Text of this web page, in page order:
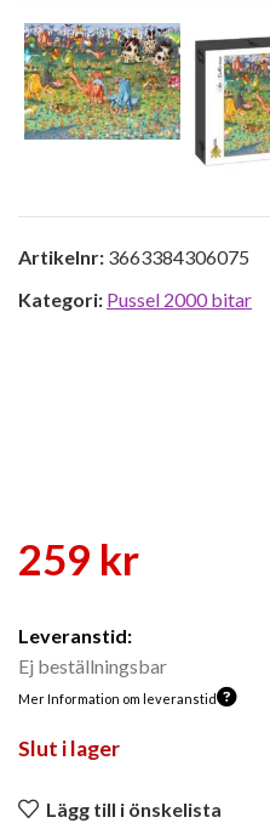
Artikelnr: 3663384306075
Kategori: Pussel 2000 bitar
259 kr
Leveranstid:
Ej beställningsbar
Mer Information om leveranstid
Slut i lager
Lägg till i önskelista